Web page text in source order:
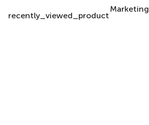
recently_viewed_product
Marketing